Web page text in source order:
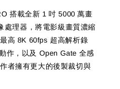
搭載全新 1 吋 5000 萬畫
處理器，將電影級畫質濃縮
高 8K 60fps 超高解析錄
作，以及 Open Gate 全感
者擁有更大的後製裁切與